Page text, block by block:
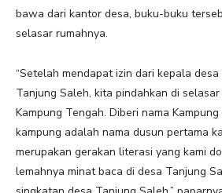
bawa dari kantor desa, buku-buku
selasar rumahnya.
“Setelah mendapat izin dari kepala
Tanjung Saleh, kita pindahkan di
Kampung Tengah. Diberi nama
kampung adalah nama dusun pertama
merupakan gerakan literasi yang kami
lemahnya minat baca di desa Tanjung